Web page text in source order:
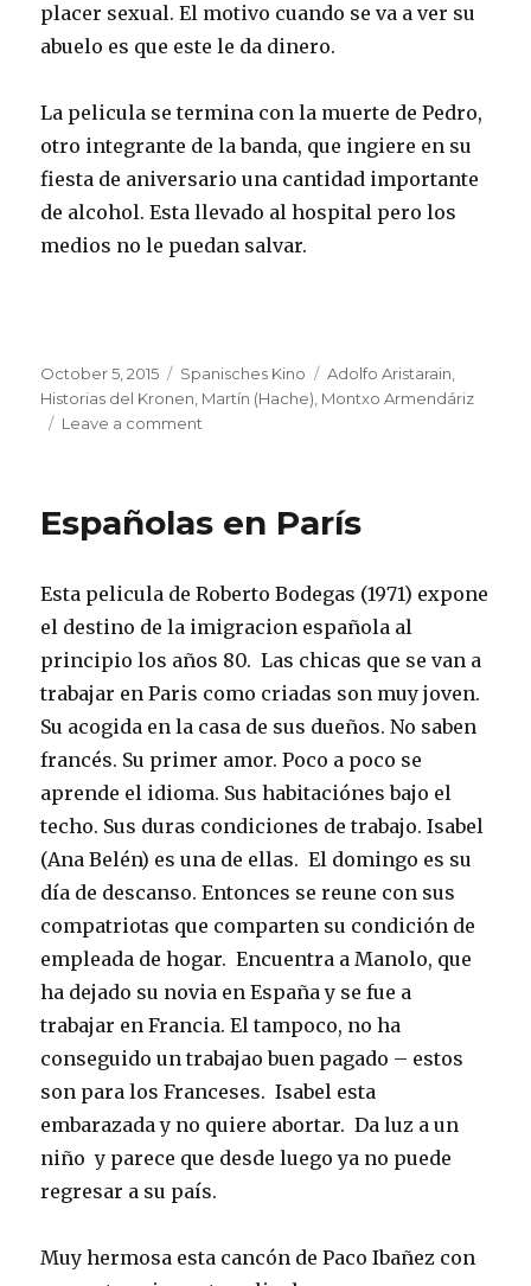
placer sexual. El motivo cuando se va a ver su
abuelo es que este le da dinero.
La pelicula se termina con la muerte de Pedro,
otro integrante de la banda, que ingiere en su
fiesta de aniversario una cantidad importante
de alcohol. Esta llevado al hospital pero los
medios no le puedan salvar.
Posted
on
October 5, 2015 Categories
Spanisches Kino Tags
Adolfo Aristarain
Historias del Kronen Martín (Hache) Montxo Armendáriz
Leave a comment
Españolas en París
Esta pelicula de Roberto Bodegas (1971) expone
el destino de la imigracion española al
principio los años 80. Las chicas que se van a
trabajar en Paris como criadas son muy joven.
Su acogida en la casa de sus dueños. No saben
francés. Su primer amor. Poco a poco se
aprende el idioma. Sus habitaciónes bajo el
techo. Sus duras condiciones de trabajo. Isabel
(Ana Belén) es una de ellas. El domingo es su
día de descanso. Entonces se reune con sus
compatriotas que comparten su condición de
empleada de hogar. Encuentra a Manolo, que
ha dejado su novia en España y se fue a
trabajar en Francia. El tampoco, no ha
conseguido un trabajao buen pagado – estos
son para los Franceses. Isabel esta
embarazada y no quiere abortar. Da luz a un
niño y parece que desde luego ya no puede
regresar a su país.
Muy hermosa esta cancón de Paco Ibañez con